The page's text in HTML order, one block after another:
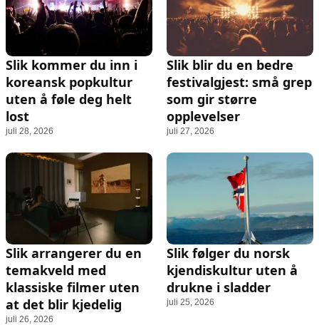
Slik kommer du inn i
koreansk popkultur
uten å føle deg helt
lost
juli 28, 2026
Slik blir du en bedre
festivalgjest: små grep
som gir større
opplevelser
juli 27, 2026
Slik arrangerer du en
temakveld med
klassiske filmer uten
at det blir kjedelig
juli 26, 2026
Slik følger du norsk
kjendiskultur uten å
drukne i sladder
juli 25, 2026